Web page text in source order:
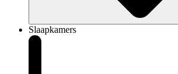
Slaapkamers